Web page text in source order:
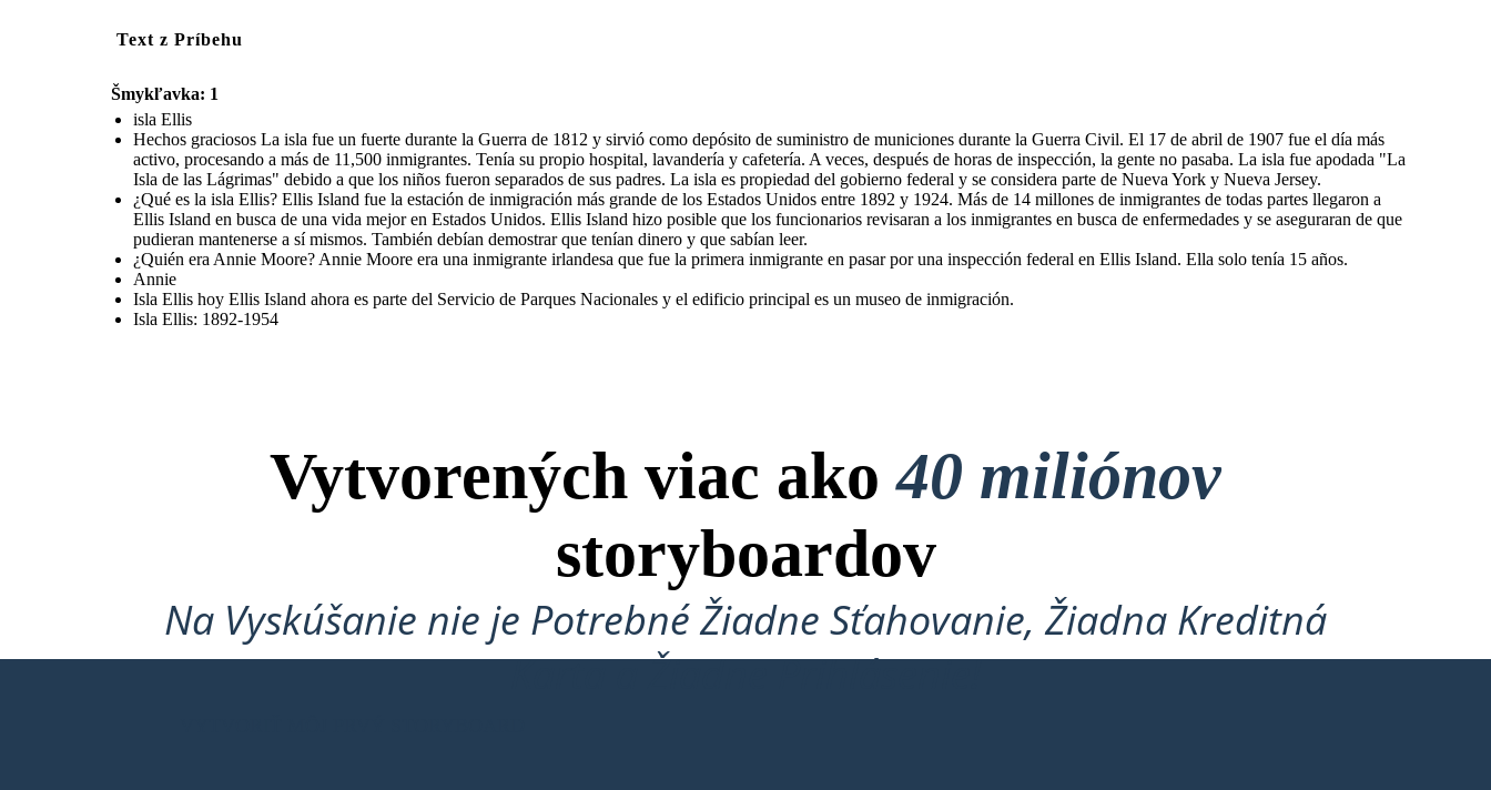
Text z Príbehu
Šmykľavka: 1
isla Ellis
Hechos graciosos La isla fue un fuerte durante la Guerra de 1812 y sirvió como depósito de suministro de municiones durante la Guerra Civil. El 17 de abril de 1907 fue el día más
activo, procesando a más de 11,500 inmigrantes. Tenía su propio hospital, lavandería y cafetería. A veces, después de horas de inspección, la gente no pasaba. La isla fue apodada "La
Isla de las Lágrimas" debido a que los niños fueron separados de sus padres. La isla es propiedad del gobierno federal y se considera parte de Nueva York y Nueva Jersey.
¿Qué es la isla Ellis? Ellis Island fue la estación de inmigración más grande de los Estados Unidos entre 1892 y 1924. Más de 14 millones de inmigrantes de todas partes llegaron a
Ellis Island en busca de una vida mejor en Estados Unidos. Ellis Island hizo posible que los funcionarios revisaran a los inmigrantes en busca de enfermedades y se aseguraran de que
pudieran mantenerse a sí mismos. También debían demostrar que tenían dinero y que sabían leer.
¿Quién era Annie Moore? Annie Moore era una inmigrante irlandesa que fue la primera inmigrante en pasar por una inspección federal en Ellis Island. Ella solo tenía 15 años.
Annie
Isla Ellis hoy Ellis Island ahora es parte del Servicio de Parques Nacionales y el edificio principal es un museo de inmigración.
Isla Ellis: 1892-1954
Vytvorených viac ako40 miliónov
storyboardov
Na Vyskúšanie nie je Potrebné Žiadne Sťahovanie, Žiadna Kreditná
Karta a Žiadne Prihlásenie!